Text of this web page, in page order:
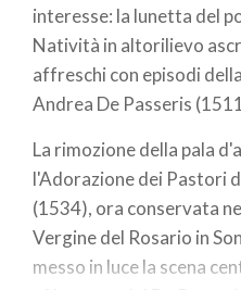
interesse: la lunetta del
Natività in altorilievo
affreschi con episodi
Andrea De Passeris
La rimozione della pala
l'Adorazione dei Pastori
(1534), ora conservata
Vergine del Rosario in
messo in luce la scena